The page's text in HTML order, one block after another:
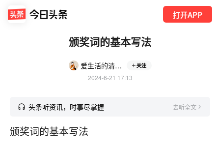
打开APP
颁奖词的基本写法
爱生活的清泉50m 关注
2024-6-21 17:13
头条听资讯，时事尽掌握 去听全文
颁奖词的基本写法